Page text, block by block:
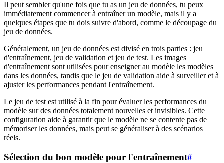
Il peut sembler qu'une fois que tu as un jeu de données, tu peux
immédiatement commencer à entraîner un modèle, mais il y a
quelques étapes que tu dois suivre d'abord, comme le découpage du
jeu de données.
Généralement, un jeu de données est divisé en trois parties : jeu
d'entraînement, jeu de validation et jeu de test. Les images
d'entraînement sont utilisées pour enseigner au modèle les modèles
dans les données, tandis que le jeu de validation aide à surveiller et à
ajuster les performances pendant l'entraînement.
Le jeu de test est utilisé à la fin pour évaluer les performances du
modèle sur des données totalement nouvelles et invisibles. Cette
configuration aide à garantir que le modèle ne se contente pas de
mémoriser les données, mais peut se généraliser à des scénarios
réels.
Sélection du bon modèle pour l'entraînement#